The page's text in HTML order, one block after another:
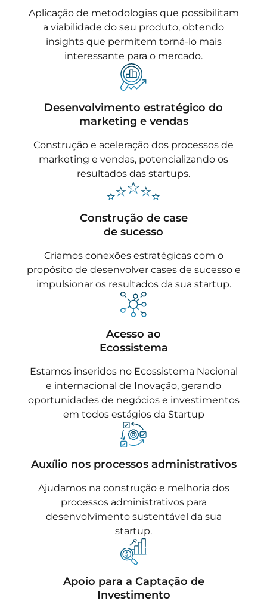
Aplicação de metodologias que possibilitam
a viabilidade do seu produto, obtendo
insights que permitem torná-lo mais
interessante para o mercado.
Desenvolvimento estratégico do
marketing e vendas
Construção e aceleração dos processos de
marketing e vendas, potencializando os
resultados das startups.
Construção de case
de sucesso
Criamos conexões estratégicas com o
propósito de desenvolver cases de sucesso e
impulsionar os resultados da sua startup.
Acesso ao
Ecossistema
Estamos inseridos no Ecossistema Nacional
e internacional de Inovação, gerando
oportunidades de negócios e investimentos
em todos estágios da Startup
Auxílio nos processos administrativos
Ajudamos na construção e melhoria dos
processos administrativos para
desenvolvimento sustentável da sua
startup.
Apoio para a Captação de
Investimento